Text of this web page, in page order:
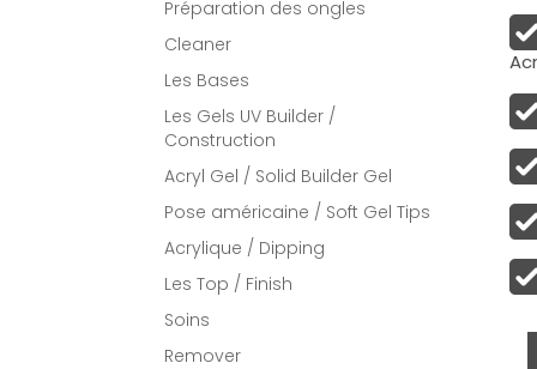
Préparation des ongles
Cleaner
Les Bases
Les Gels UV Builder /
Construction
Acryl Gel / Solid Builder Gel
Pose américaine / Soft Gel Tips
Acrylique / Dipping
Les Top / Finish
Soins
Remover